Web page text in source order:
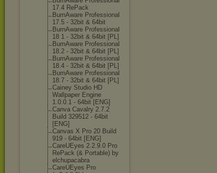
17.4 RePack
BurnAware Professional
17.5 - 32bit & 64bit
BurnAware Professional
18 1 - 32bit & 64bit [PL]
BurnAware Professional
18.2 - 32bit & 64bit [PL]
BurnAware Professional
18.4 - 32bit & 64bit [PL]
BurnAware Professional
18.7 - 32bit & 64bit [PL]
Cainey Studio HD
Wallpaper Engine
1.0.0.1 - 64bit [ENG]
Canva Cavalry 2.7.2
Build 329512 - 64bit
[ENG]
Canvas X Pro 20 Build
919 - 64bit [ENG]
CareUEyes 2.2.9.0 Pro
RePack (& Portable) by
elchupacabra
CareUEyes Pro